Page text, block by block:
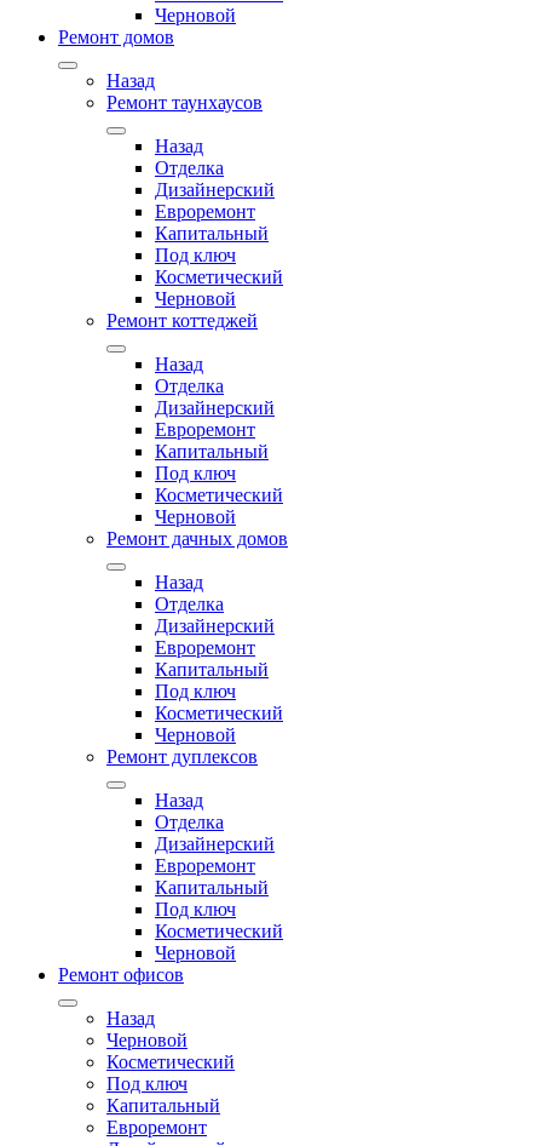
Черновой
Ремонт домов
Назад
Ремонт таунхаусов
Назад
Отделка
Дизайнерский
Евроремонт
Капитальный
Под ключ
Косметический
Черновой
Ремонт коттеджей
Назад
Отделка
Дизайнерский
Евроремонт
Капитальный
Под ключ
Косметический
Черновой
Ремонт дачных домов
Назад
Отделка
Дизайнерский
Евроремонт
Капитальный
Под ключ
Косметический
Черновой
Ремонт дуплексов
Назад
Отделка
Дизайнерский
Евроремонт
Капитальный
Под ключ
Косметический
Черновой
Ремонт офисов
Назад
Черновой
Косметический
Под ключ
Капитальный
Евроремонт